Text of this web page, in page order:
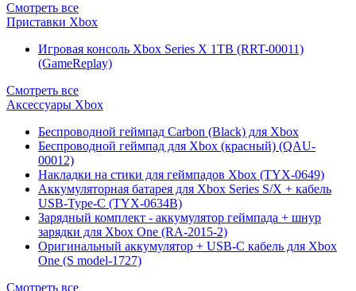
Смотреть все
Приставки Xbox
Игровая консоль Xbox Series X 1TB (RRT-00011)
(GameReplay)
Смотреть все
Аксессуары Xbox
Беспроводной геймпад Carbon (Black) для Xbox
Беспроводной геймпад для Xbox (красный) (QAU-
00012)
Накладки на стики для геймпадов Xbox (TYX-0649)
Аккумуляторная батарея для Xbox Series S/X + кабель
USB-Type-C (TYX-0634B)
Зарядный комплект - аккумулятор геймпада + шнур
зарядки для Xbox One (RA-2015-2)
Оригинальный аккумулятор + USB-C кабель для Xbox
One (S model-1727)
Смотреть все